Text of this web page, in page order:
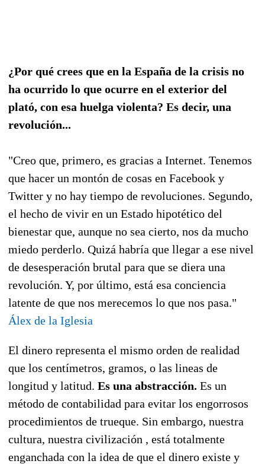
¿Por qué crees que en la España de la crisis no
ha ocurrido lo que ocurre en el exterior del
plató, con esa huelga violenta? Es decir, una
revolución...
"Creo que, primero, es gracias a Internet. Tenemos
que hacer un montón de cosas en Facebook y
Twitter y no hay tiempo de revoluciones. Segundo,
el hecho de vivir en un Estado hipotético del
bienestar que, aunque no sea cierto, nos da mucho
miedo perderlo. Quizá habría que llegar a ese nivel
de desesperación brutal para que se diera una
revolución. Y, por último, está esa conciencia
latente de que nos merecemos lo que nos pasa."
Álex de la Iglesia
El dinero representa el mismo orden de realidad
que los centímetros, gramos, o las lineas de
longitud y latitud. Es una abstracción. Es un
método de contabilidad para evitar los engorrosos
procedimientos de trueque. Sin embargo, nuestra
cultura, nuestra civilización , está totalmente
enganchada con la idea de que el dinero existe y